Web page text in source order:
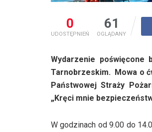
0
UDOSTĘPNIEŃ
61
OGLĄDANY
Wydarzenie
Tarnobrzeskim. Mowa o
Państwowej Straży
„Kręci mnie
W godzinach od 9.00 do